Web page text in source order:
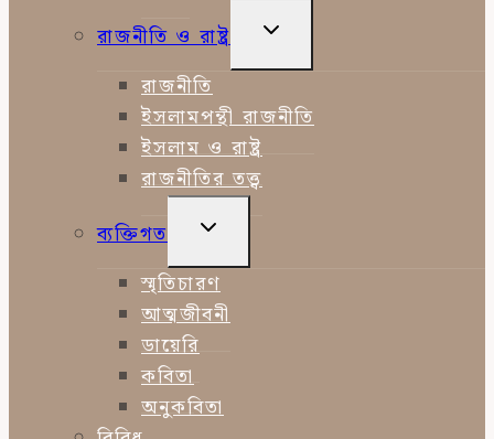
রাজনীতি ও রাষ্ট্র
TOGGLE
রাজনীতি
ইসলামপন্থী রাজনীতি
ইসলাম ও রাষ্ট্র
রাজনীতির তত্ত্ব
ব্যক্তিগত
TOGGLE
MENU
স্মৃতিচারণ
আত্মজীবনী
ডায়েরি
কবিতা
অনুকবিতা